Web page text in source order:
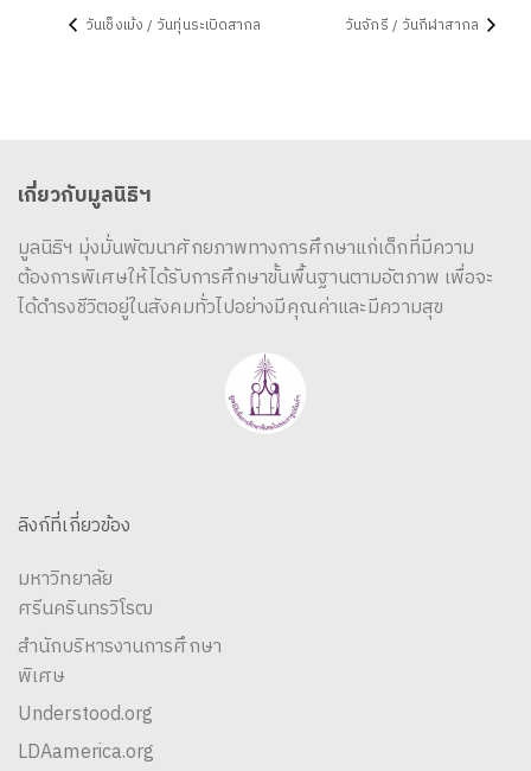
วันเช็งเม้ง / วันทุ่นระเบิดสากล วันจักรี / วันกีฬาสากล
เกี่ยวกับมูลนิธิฯ
มูลนิธิฯ มุ่งมั่นพัฒนาศักยภาพทางการศึกษาแก่เด็กที่มีความ
ต้องการพิเศษให้ได้รับการศึกษาขั้นพื้นฐานตามอัตภาพ เพื่อจะ
ได้ดำรงชีวิตอยู่ในสังคมทั่วไปอย่างมีคุณค่าและมีความสุข
ลิงก์ที่เกี่ยวข้อง
มหาวิทยาลัย
ศรีนครินทรวิโรฒ
สำนักบริหารงานการศึกษา
พิเศษ
Understood.org
LDAamerica.org